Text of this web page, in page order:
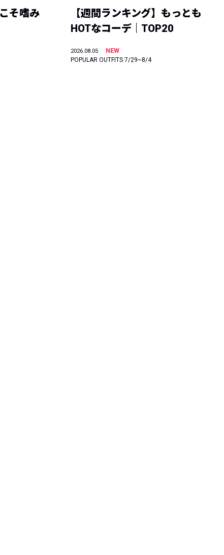
そ嗜み
【週間ランキング】もっとも
HOTなコーデ｜TOP20
2026.08.05
NEW
POPULAR OUTFITS 7/29~8/4